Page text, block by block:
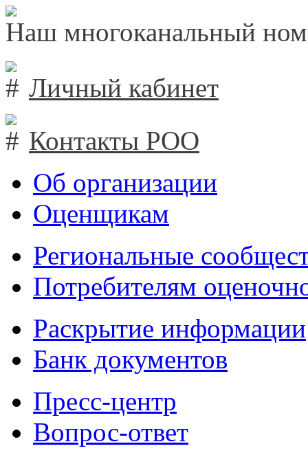
Наш многоканальный
Личный кабинет
Контакты РОО
Об организации
Оценщикам
Региональные
Потребителям
Раскрытие информации
Банк документов
Пресс-центр
Вопрос-ответ